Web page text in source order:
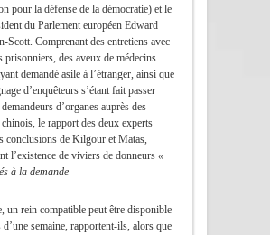
pour la défense de la démocratie) et le
du Parlement européen Edward
Scott. Comprenant des entretiens avec
prisonniers, des aveux de médecins
demandé asile à l’étranger, ainsi que
d’enquêteurs s’étant fait passer
d’organes auprès des
le rapport des deux experts
conclusions de Kilgour et Matas,
l’existence de viviers de donneurs «
à la demande »
un rein compatible peut être disponible
d’une semaine, rapportent-ils, alors que